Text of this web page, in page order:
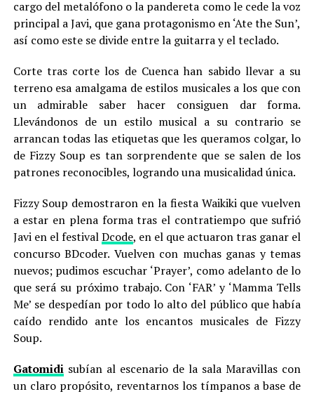
cargo del metalófono o la pandereta como le cede la voz
principal a Javi, que gana protagonismo en ‘Ate the Sun’,
así como este se divide entre la guitarra y el teclado.
Corte tras corte los de Cuenca han sabido llevar a su
terreno esa amalgama de estilos musicales a los que con
un admirable saber hacer consiguen dar forma.
Llevándonos de un estilo musical a su contrario se
arrancan todas las etiquetas que les queramos colgar, lo
de Fizzy Soup es tan sorprendente que se salen de los
patrones reconocibles, logrando una musicalidad única.
Fizzy Soup demostraron en la fiesta Waikiki que vuelven
a estar en plena forma tras el contratiempo que sufrió
Javi en el festivalDcode, en el que actuaron tras ganar el
concurso BDcoder. Vuelven con muchas ganas y temas
nuevos; pudimos escuchar ‘Prayer’, como adelanto de lo
que será su próximo trabajo. Con ‘FAR’ y ‘Mamma Tells
Me’ se despedían por todo lo alto del público que había
caído rendido ante los encantos musicales de Fizzy
Soup.
Gatomidi subían al escenario de la sala Maravillas con
un claro propósito, reventarnos los tímpanos a base de